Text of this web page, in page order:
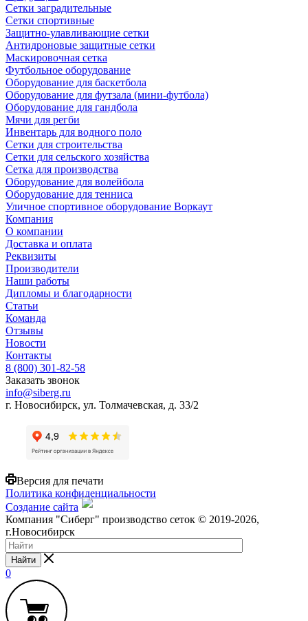
Сетки заградительные
Сетки спортивные
Защитно-улавливающие сетки
Антидроновые защитные сетки
Маскировочная сетка
Футбольное оборудование
Оборудование для баскетбола
Оборудование для футзала (мини-футбола)
Оборудование для гандбола
Мячи для регби
Инвентарь для водного поло
Сетки для строительства
Сетки для сельского хозяйства
Сетка для производства
Оборудование для волейбола
Оборудование для тенниса
Уличное спортивное оборудование Воркаут
Компания
О компании
Доставка и оплата
Реквизиты
Производители
Наши работы
Дипломы и благодарности
Статьи
Команда
Отзывы
Новости
Контакты
8 (800) 301-82-58
Заказать звонок
info@siberg.ru
г. Новосибирск, ул. Толмачевская, д. 33/2
Версия для печати
Политика конфиденциальности
Создание сайта
Компания "Сиберг" производство сеток © 2019-2026,
г.Новосибирск
Найти
0